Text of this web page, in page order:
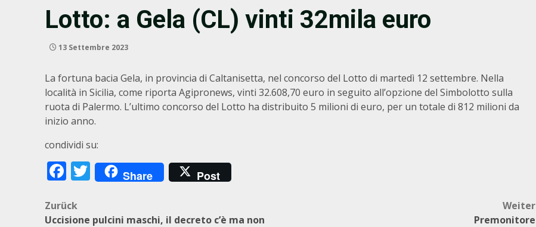
Lotto: a Gela (CL) vinti 32mila euro
13 Settembre 2023
La fortuna bacia Gela, in provincia di Caltanisetta, nel concorso del Lotto di martedì 12 settembre. Nella
località in Sicilia, come riporta Agipronews, vinti 32.608,70 euro in seguito all’opzione del Simbolotto sulla
ruota di Palermo. L’ultimo concorso del Lotto ha distribuito 5 milioni di euro, per un totale di 812 milioni da
inizio anno.
condividi su:
Facebook
Twitter
Share Post
Beitragsnavigation
Zurück
Uccisione pulcini maschi, il decreto c’è ma non
Weiter
Premonitore